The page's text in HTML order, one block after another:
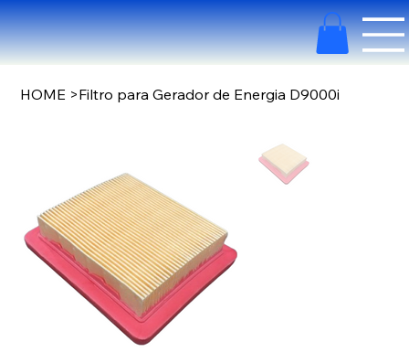
HOME >Filtro para Gerador de Energia D9000i